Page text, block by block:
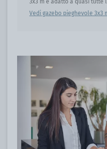
3x3 m è adatto a quasi tutte
Vedi gazebo pieghevole 3x3